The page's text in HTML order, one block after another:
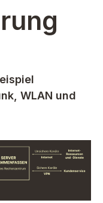
WLAN und